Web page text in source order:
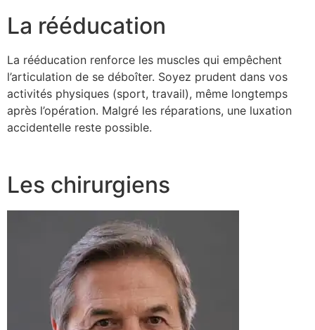
La rééducation
La rééducation renforce les muscles qui empêchent
l’articulation de se déboîter. Soyez prudent dans vos
activités physiques (sport, travail), même longtemps
après l’opération. Malgré les réparations, une luxation
accidentelle reste possible.
Les chirurgiens